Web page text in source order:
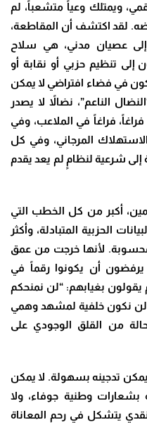
ويمتلك وعياً متشعباً، لم
لقد اكتشف أن المقاطعة،
عصيان مدني، هي سلاح
إلى تنظيم حزبي أو نقابة أو
في فضاء افتراضي لا يمكن
الناعم”، نضالاً لا يصدر
فراغاً في الملاعب، وفي
المرجاني، وفي كل
شرعية لنظامٍ لم يعد يقدم
أكبر من كل الخطب التي
الحزبية المتبادلة، وأكثر
لأنها خرجت من عمق
أن يكونوا رقماً في
بغيابهم: “لن نمنحكم
لن نكون خلفية لمشهد وهمي
من القلق الوجودي على
تدجينه بسهولة. لا يمكن
بشعارات وطنية جوفاء، ولا
يتشكل في رحم المعاناة